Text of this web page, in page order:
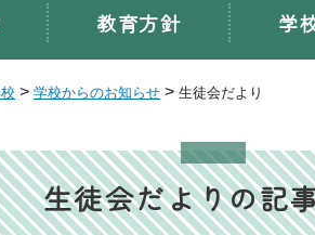
教育方針 学
> 学校からのお知らせ > 生徒会だより
生徒会だよりの記